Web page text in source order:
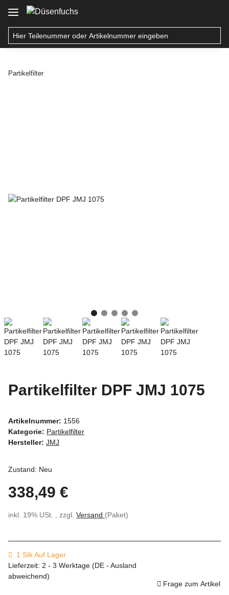
Partikelfilter
Partikelfilter DPF JMJ 1075
Artikelnummer: 1556
Kategorie: Partikelfilter
Hersteller: JMJ
Zustand: Neu
338,49 €
inkl. 19% USt. , zzgl. Versand (Paket)
1 Stk Auf Lager
Lieferzeit: 2 - 3 Werktage (DE - Ausland
abweichend)
Frage zum Artikel